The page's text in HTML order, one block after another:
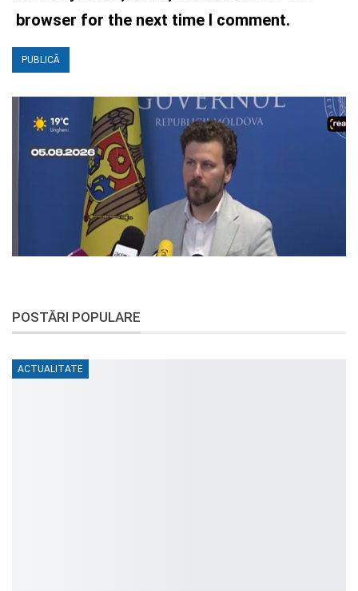
browser for the next time I comment.
POSTĂRI POPULARE
ACTUALITATE